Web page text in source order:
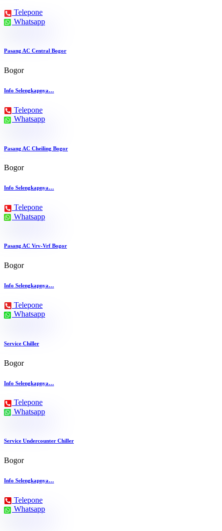
Telepone
Whatsapp
Pasang AC Central Bogor
Bogor
Info Selengkapnya…
Telepone
Whatsapp
Pasang AC Cheiling Bogor
Bogor
Info Selengkapnya…
Telepone
Whatsapp
Pasang AC Vrv-Vrf Bogor
Bogor
Info Selengkapnya…
Telepone
Whatsapp
Service Chiller
Bogor
Info Selengkapnya…
Telepone
Whatsapp
Service Undercounter Chiller
Bogor
Info Selengkapnya…
Telepone
Whatsapp